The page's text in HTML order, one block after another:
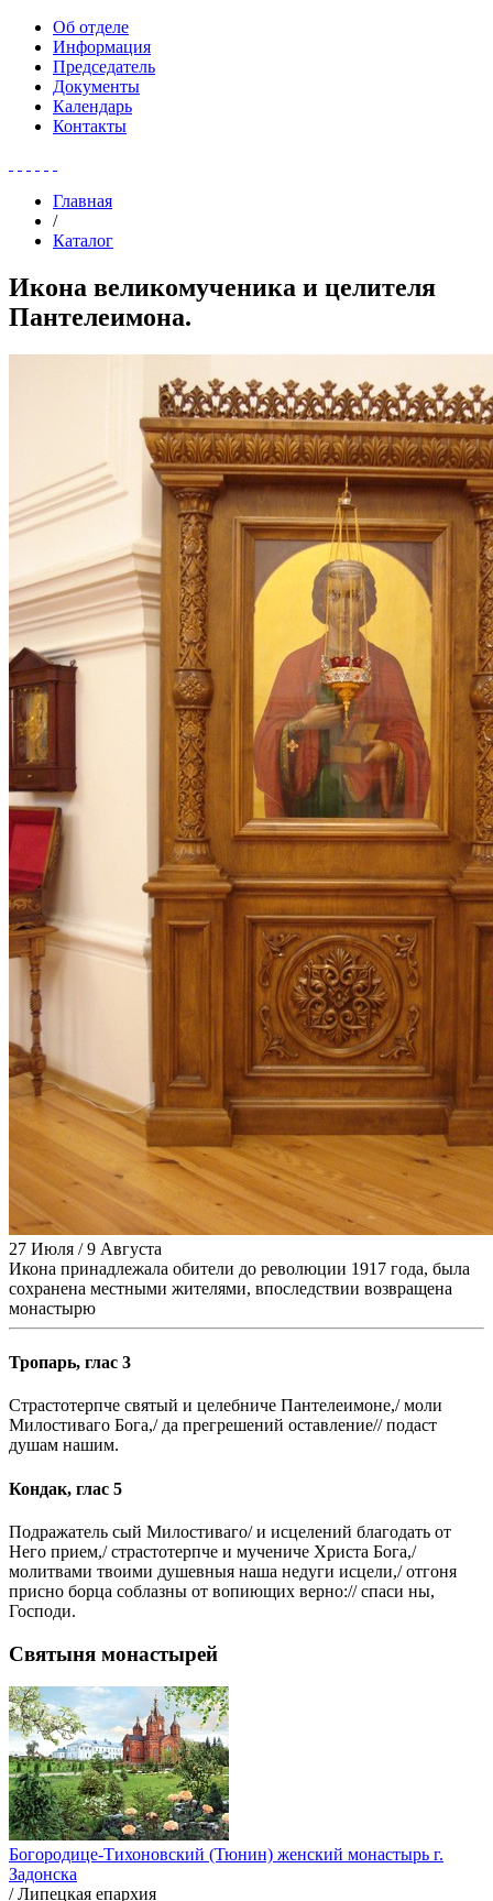
Об отделе
Информация
Председатель
Документы
Календарь
Контакты
Главная
/
Каталог
Икона великомученика и целителя
Пантелеимона.
27 Июля / 9 Августа
Икона принадлежала обители до революции 1917 года, была
сохранена местными жителями, впоследствии возвращена
монастырю
Тропарь, глас 3
Страстотерпче святый и целебниче Пантелеимоне,/ моли
Милостиваго Бога,/ да прегрешений оставление// подаст
душам нашим.
Кондак, глас 5
Подражатель сый Милостиваго/ и исцелений благодать от
Него прием,/ страстотерпче и мучениче Христа Бога,/
молитвами твоими душевныя наша недуги исцели,/ отгоня
присно борца соблазны от вопиющих верно:// спаси ны,
Господи.
Святыня монастырей
Богородице-Тихоновский (Тюнин) женский монастырь г.
Задонска
/ Липецкая епархия